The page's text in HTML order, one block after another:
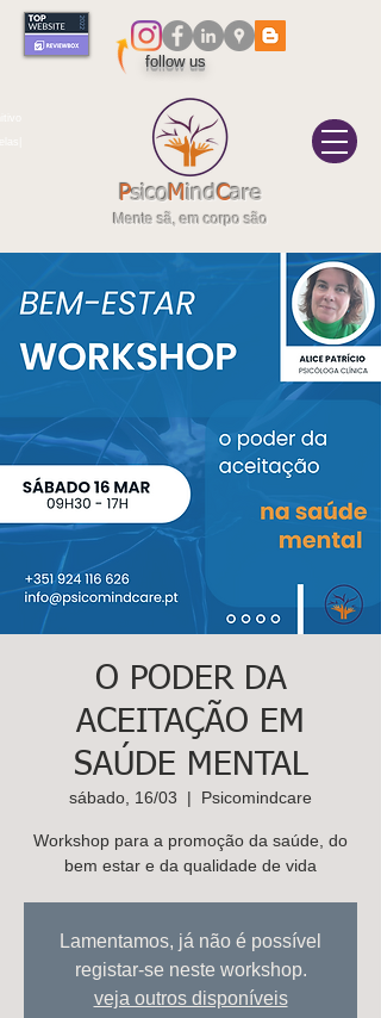
PsicoMindCare
Mente sã, em corpo são
follow us
KidsCare
Contacte-
nos,
soluçã
o!
Marcar
O PODER DA
ACEITAÇÃO EM
SAÚDE MENTAL
sábado, 16/03
  |
Psicomindcare
Workshop para a promoção da saúde, do
bem estar e da qualidade de vida
Lamentamos, já não é possível
registar-se neste workshop.
veja outros disponíveis